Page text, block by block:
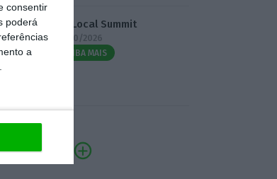
consentir
poderá
a
3.º Local Summit
07/10/2026
SAIBA MAIS